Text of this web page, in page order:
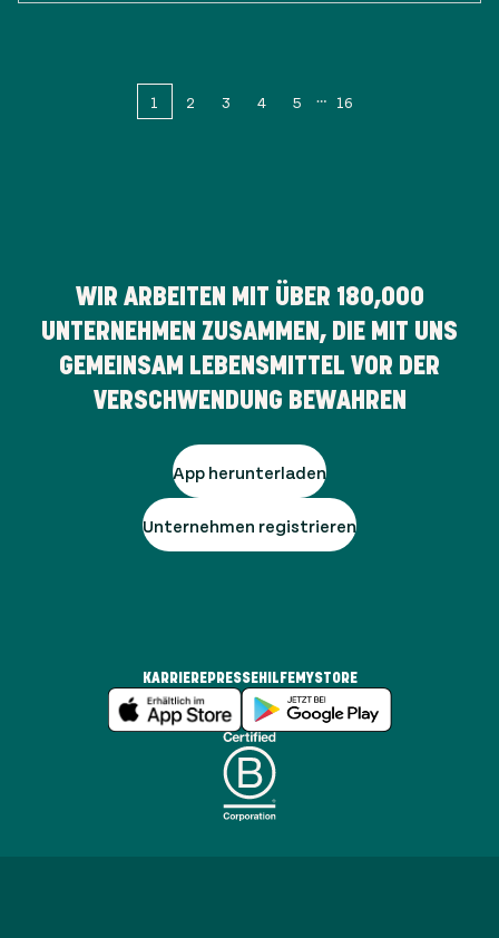
1 2 3 4 5 16
WIR ARBEITEN MIT ÜBER 180,000
UNTERNEHMEN ZUSAMMEN, DIE MIT UNS
GEMEINSAM LEBENSMITTEL VOR DER
VERSCHWENDUNG BEWAHREN
App herunterladen
Unternehmen registrieren
KARRIEREPRESSEHILFEMYSTORE